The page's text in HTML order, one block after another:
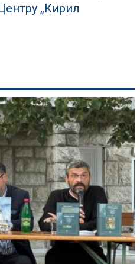
„Кирил